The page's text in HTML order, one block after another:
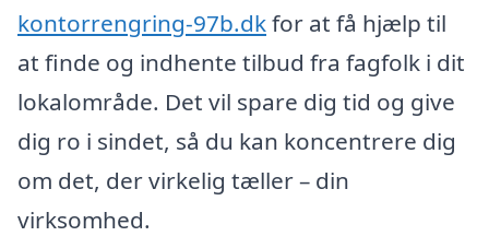
kontorrengring-97b.dkfor at få hjælp til
at finde og indhente tilbud fra fagfolk i dit
lokalområde. Det vil spare dig tid og give
dig ro i sindet, så du kan koncentrere dig
om det, der virkelig tæller – din
virksomhed.